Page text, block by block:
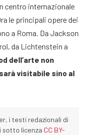
centro internazionale
le principali opere dei
a Roma. Da Jackson
da Lichtenstein a
dell’arte non
visitabile sino al
i testi redazionali di
sotto licenza CC BY-